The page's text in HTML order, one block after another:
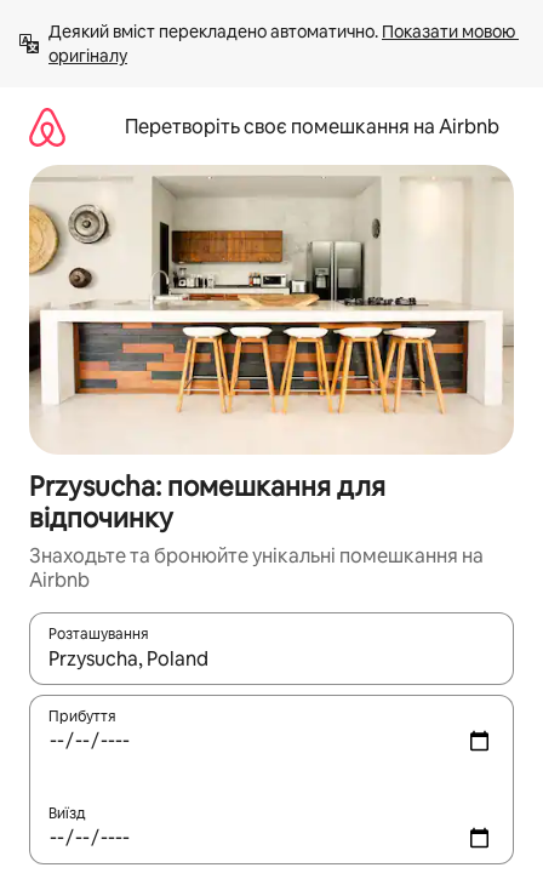
вмісту
Деякий вміст перекладено автоматично. Показати мовою
оригіналу
Перетворіть своє помешкання на Airbnb
Przysucha: помешкання для
відпочинку
Знаходьте та бронюйте унікальні помешкання на
Airbnb
Розташування
Отримавши результати пошуку, використовуйте для
Прибуття
Виїзд